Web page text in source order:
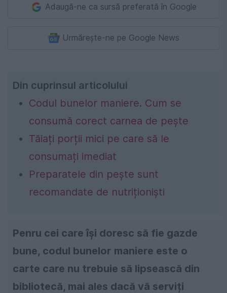
Adaugă-ne ca sursă preferată în Google
Urmărește-ne pe Google News
Din cuprinsul articolului
Codul bunelor maniere. Cum se
consumă corect carnea de pește
Tăiați porții mici pe care să le
consumați imediat
Preparatele din pește sunt
recomandate de nutriționiști
Penru cei care își doresc să fie gazde
bune, codul bunelor maniere este o
carte care nu trebuie să lipsească din
bibliotecă, mai ales dacă vă serviți